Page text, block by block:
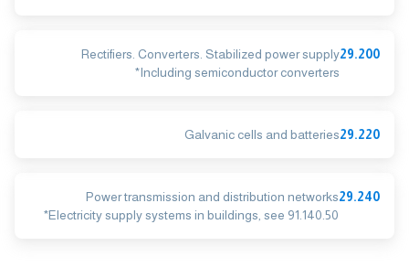
29.200
Rectifiers. Converters. Stabilized power supply
*Including semiconductor converters
29.220
Galvanic cells and batteries
29.240
Power transmission and distribution networks
*Electricity supply systems in buildings, see 91.140.50